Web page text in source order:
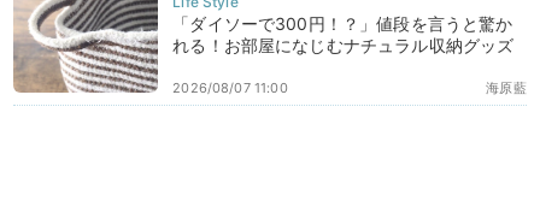
「ダイソーで300円！？」値段を言うと驚か
れる！お部屋になじむナチュラル収納グッズ
海原藍
2026/08/07 11:00